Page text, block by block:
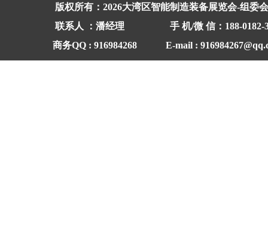
版权所有：2026大湾区智能制造装备展览会-组委会
联系人 ：潘经理
手 机/微 信：
商务QQ : 916984268 E-mail :